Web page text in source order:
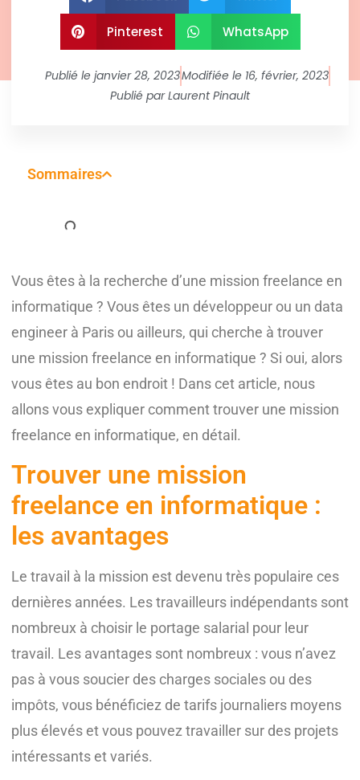
Pinterest WhatsApp
Publié le janvier 28, 2023Modifiée le 16, février, 2023
Publié parLaurent Pinault
Sommaires
Vous êtes à la recherche d’une mission freelance en
informatique ? Vous êtes un développeur ou un data
engineer à Paris ou ailleurs, qui cherche à trouver
une mission freelance en informatique ? Si oui, alors
vous êtes au bon endroit ! Dans cet article, nous
allons vous expliquer comment trouver une mission
freelance en informatique, en détail.
Trouver une mission
freelance en informatique :
les avantages
Le travail à la mission est devenu très populaire ces
dernières années. Les travailleurs indépendants sont
nombreux à choisir le portage salarial pour leur
travail. Les avantages sont nombreux : vous n’avez
pas à vous soucier des charges sociales ou des
impôts, vous bénéficiez de tarifs journaliers moyens
plus élevés et vous pouvez travailler sur des projets
intéressants et variés.